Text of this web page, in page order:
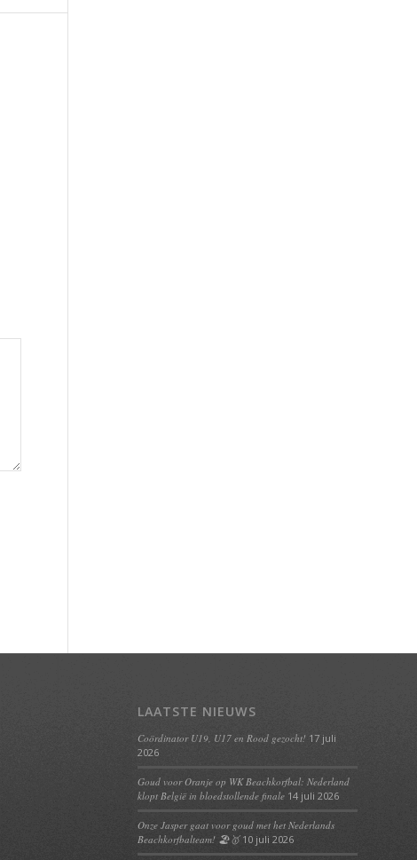
LAATSTE NIEUWS
Coördinator U19, U17 en Rood gezocht! 17 juli
2026
Goud voor Oranje op WK Beachkorfbal: Nederland
klopt België in bloedstollende finale 14 juli 2026
Onze Jasper gaat voor goud met het Nederlands
Beachkorfbalteam! 🏖️🥇 10 juli 2026